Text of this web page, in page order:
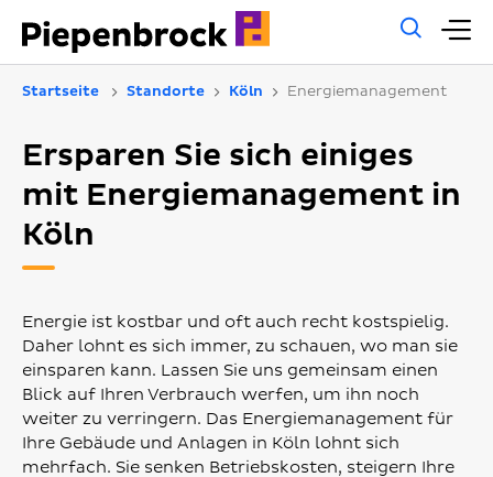
Startseite Standorte Köln Energiemanagement
Ersparen Sie sich einiges
mit Energiemanagement in
Köln
Energie ist kostbar und oft auch recht kostspielig.
Daher lohnt es sich immer, zu schauen, wo man sie
einsparen kann. Lassen Sie uns gemeinsam einen
Blick auf Ihren Verbrauch werfen, um ihn noch
weiter zu verringern. Das Energiemanagement für
Ihre Gebäude und Anlagen in Köln lohnt sich
mehrfach. Sie senken Betriebskosten, steigern Ihre